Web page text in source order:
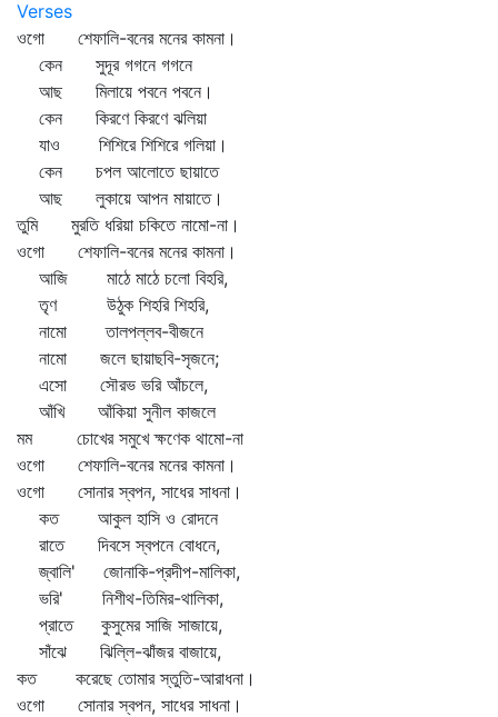
Verses
ওগো শেফালি-বনের মনের কামনা।
কেন সুদূর গগনে গগনে
আছ মিলায়ে পবনে পবনে।
কেন কিরণে কিরণে ঝলিয়া
যাও শিশিরে শিশিরে গলিয়া।
কেন চপল আলোতে ছায়াতে
আছ লুকায়ে আপন মায়াতে।
তুমি মুরতি ধরিয়া চকিতে নামো-না।
ওগো শেফালি-বনের মনের কামনা।
আজি মাঠে মাঠে চলো বিহরি,
তৃণ উঠুক শিহরি শিহরি,
নামো তালপল্লব-বীজনে
নামো জলে ছায়াছবি-সৃজনে;
এসো সৌরভ ভরি আঁচলে,
আঁখি আঁকিয়া সুনীল কাজলে
মম চোখের সমুখে ক্ষণেক থামো-না
ওগো শেফালি-বনের মনের কামনা।
ওগো সোনার স্বপন, সাধের সাধনা।
কত আকুল হাসি ও রোদনে
রাতে দিবসে স্বপনে বোধনে,
জ্বালি' জোনাকি-প্রদীপ-মালিকা,
ভরি' নিশীথ-তিমির-থালিকা,
প্রাতে কুসুমের সাজি সাজায়ে,
সাঁঝে ঝিল্লি-ঝাঁজর বাজায়ে,
কত করেছে তোমার স্তুতি-আরাধনা।
ওগো সোনার স্বপন, সাধের সাধনা।